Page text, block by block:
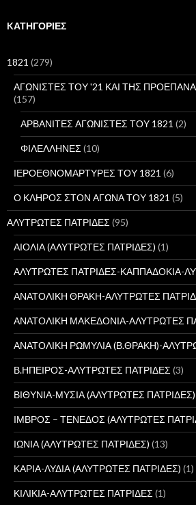
ή
σ
KΑΤΗΓΟΡΊΕΣ
1821 (279)
ΑΓΩΝΙΣΤΕΣ ΤΟΥ '21 ΚΑΙ ΤΗΣ
(157)
ΑΡΒΑΝΙΤΕΣ ΑΓΩΝΙΣΤΕΣ ΤΟΥ 1821 (2)
ΦΙΛΕΛΛΗΝΕΣ (10)
ΙΕΡΟΕΘΝΟΜΑΡΤΥΡΕΣ ΤΟΥ 1821 (6)
Ο ΚΛΗΡΟΣ ΣΤΟΝ ΑΓΩΝΑ ΤΟΥ 1821 (5)
ΑΛΥΤΡΩΤΕΣ ΠΑΤΡΙΔΕΣ (95)
ΑΙΟΛΙΑ (ΑΛΥΤΡΩΤΕΣ ΠΑΤΡΙΔΕΣ) (1)
ΑΛΥΤΡΩΤΕΣ ΠΑΤΡΙΔΕΣ-ΚΑΠΠΑΔΟΚΙΑ-
ΑΝΑΤΟΛΙΚΗ ΘΡΑΚΗ-ΑΛΥΤΡΩΤΕΣ
ΑΝΑΤΟΛΙΚΗ ΜΑΚΕΔΟΝΙΑ-ΑΛΥΤΡΩΤΕΣ
ΑΝΑΤΟΛΙΚΗ ΡΩΜΥΛΙΑ (Β.ΘΡΑΚΗ)-
Β.ΗΠΕΙΡΟΣ-ΑΛΥΤΡΩΤΕΣ ΠΑΤΡΙΔΕΣ (3)
ΒΙΘΥΝΙΑ-ΜΥΣΙΑ (ΑΛΥΤΡΩΤΕΣ ΠΑΤΡΙΔΕΣ)
ΙΜΒΡΟΣ – ΤΕΝΕΔΟΣ (ΑΛΥΤΡΩΤΕΣ
ΙΩΝΙΑ (ΑΛΥΤΡΩΤΕΣ ΠΑΤΡΙΔΕΣ) (13)
ΚΑΡΙΑ-ΛΥΔΙΑ (ΑΛΥΤΡΩΤΕΣ ΠΑΤΡΙΔΕΣ) (1)
ΚΙΛΙΚΙΑ-ΑΛΥΤΡΩΤΕΣ ΠΑΤΡΙΔΕΣ (1)